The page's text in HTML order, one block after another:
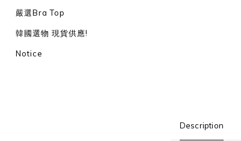
嚴選Bra Top
韓國選物 現貨供應!
Notice
Description